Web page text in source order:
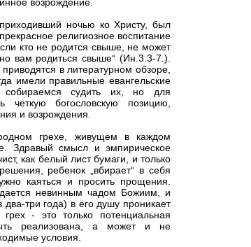
ночью ко Христу, был
религиозное воспитание
кто не родится свыше, не может
вам родиться свыше“ (Ин.3.3-7.).
в литературном обзоре,
имели правильные евангельские
судить их, но для
богословскую позицию,
и возрождения.
грехе, живущем в каждом
Здравый смысл и эмпирическое
как белый лист бумаги, и только
ребенок „вбирает“ в себя
каяться и просить прощения.
невинным чадом Божиим, и
три года) в его душу проникает
- это только потенциальная
реализована, а может и не
условия.